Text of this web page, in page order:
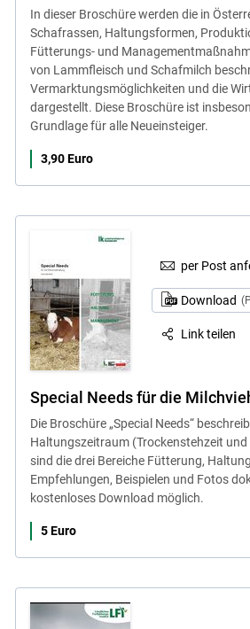
In dieser Broschüre werden die in
Schafrassen, Haltungsformen,
Fütterungs- und
von Lammfleisch und Schafmilch
Vermarktungsmöglichkeiten und die
dargestellt. Diese Broschüre ist
Grundlage für alle Neueinsteiger.
3,90 Euro
per Post
Download
Link teilen
Special Needs für die
Die Broschüre „Special Needs“
Haltungszeitraum (Trockenstehzeit
sind die drei Bereiche Fütterung,
Empfehlungen, Beispielen und Fotos
kostenloses Download möglich.
5 Euro